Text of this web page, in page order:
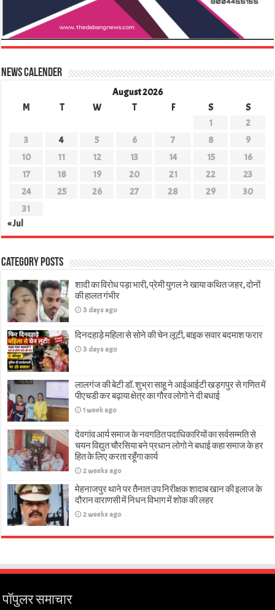
News Calender
August 2026
M
T W T F S
S
1
2
3
4 5 6 7 8
9
10
11 12 13 14 15
16
17
18 19 20 21 22
23
24
25 26 27 28 29
30
31
« Jul
Category Posts
शादी का विरोध पड़ा भारी, प्रेमी युगल ने खाया कथित जहर, दोनों
की हालत गंभीर
3 days ago
दिनदहाड़े महिला से सोने की चेन लूटी, बाइक सवार बदमाश फरार
3 days ago
लालगंज की बेटी डॉ. शुभ्रा साहू ने आईआईटी खड़गपुर से गणित में
पीएचडी कर बढ़ाया क्षेत्र का गौरव लोगो ने दी बधाई
1 week ago
देवगांव आर्य समाज के नवगठित पदाधिकारियों का सर्वसम्मति से
चयन विद्युत चौरसिया बने प्रधान लोगो ने बधाई कहा समाज के हर
हित के लिए करता रहूँगा कार्य
2 weeks ago
मेहनाजपुर थाने पर तैनात उप निरीक्षक शादाब खान की इलाज के
दौरान वाराणसी में निधन विभाग में शोक की लहर
2 weeks ago
पॉपुलर समाचार